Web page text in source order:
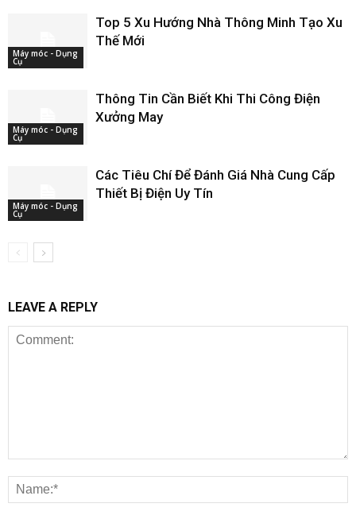
Máy móc - Dụng
Cụ
Top 5 Xu Hướng Nhà Thông Minh Tạo Xu
Thế Mới
Máy móc - Dụng
Cụ
Thông Tin Cần Biết Khi Thi Công Điện
Xưởng May
Máy móc - Dụng
Cụ
Các Tiêu Chí Để Đánh Giá Nhà Cung Cấp
Thiết Bị Điện Uy Tín
LEAVE A REPLY